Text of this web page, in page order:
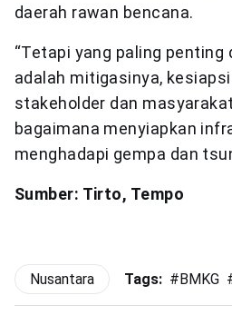
daerah rawan bencana.
“Tetapi yang paling penting
adalah mitigasinya,
stakeholder dan
bagaimana menyiapkan
menghadapi gempa dan
Sumber: Tirto, Tempo
Nusantara Tags: #BMKG